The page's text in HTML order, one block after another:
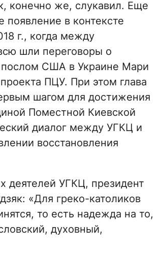
конечно же, слукавил. Еще
появление в контексте
г., когда между
шли переговоры о
послом США в Украине Мари
ПЦУ. При этом глава
шагом для достижения
Поместной Киевской
диалог между УГКЦ и
восстановления
деятелей УГКЦ, президент
«Для греко-католиков
то есть надежда на то,
духовный,